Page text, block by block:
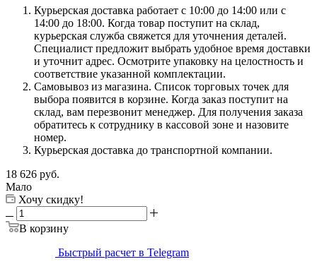
Курьерская доставка работает с 10:00 до 14:00 или с
14:00 до 18:00. Когда товар поступит на склад,
курьерская служба свяжется для уточнения деталей.
Специалист предложит выбрать удобное время доставки
и уточнит адрес. Осмотрите упаковку на целостность и
соответствие указанной комплектации.
Самовывоз из магазина. Список торговых точек для
выбора появится в корзине. Когда заказ поступит на
склад, вам перезвонит менеджер. Для получения заказа
обратитесь к сотруднику в кассовой зоне и назовите
номер.
Курьерская доставка до транспортной компании.
18 626 руб.
Мало
Хочу скидку!
В корзину
Быстрый расчет в Telegram